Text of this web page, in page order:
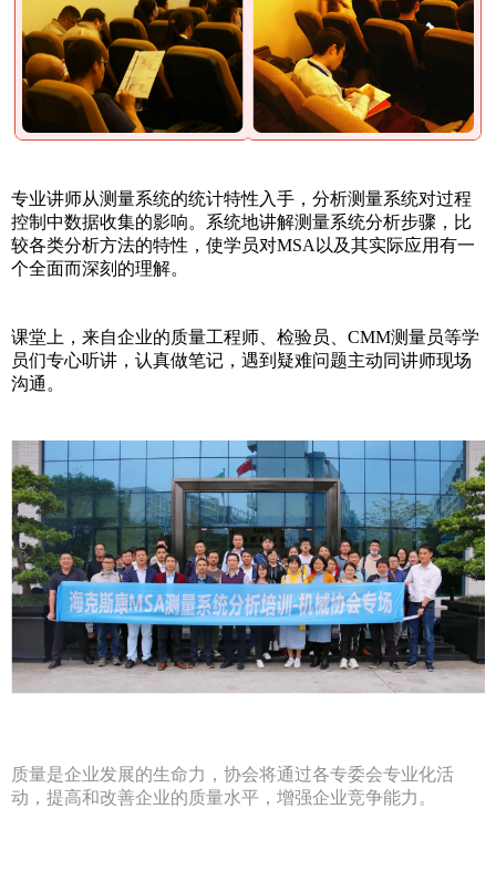
专业讲师从测量系统的统计特性入手，分析测量系统对过程
控制中数据收集的影响。系统地讲解测量系统分析步骤，比
较各类分析方法的特性，使学员对MSA以及其实际应用有一
个全面而深刻的理解。
课堂上，来自企业的质量工程师、检验员、CMM测量员等学
员们专心听讲，认真做笔记，遇到疑难问题主动同讲师现场
沟通。
质量是企业发展的生命力，协会将通过各专委会专业化活
动，提高和改善企业的质量水平，增强企业竞争能力。